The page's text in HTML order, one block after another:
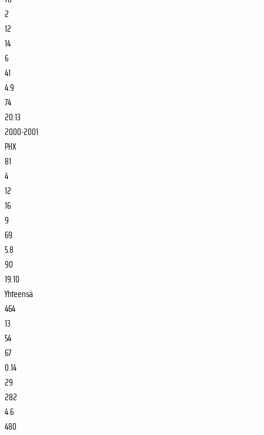
2
12
14
6
41
4.9
74
20:13
2000-2001
PHX
81
4
12
16
9
69
5.8
90
19:10
Yhteensä
464
13
54
67
0.14
29
282
4.6
480